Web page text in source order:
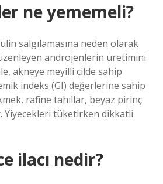
ne yememeli?
salgılamasına neden olarak
androjenlerin üretimini
akneye meyilli cilde sahip
indeks (GI) değerlerine sahip
rafine tahıllar, beyaz pirinç
Yiyecekleri tüketirken dikkatli
ilacı nedir?